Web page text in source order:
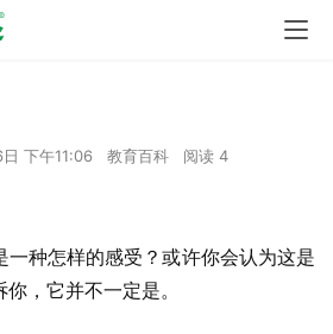
下午11:06 教育百科 阅读 4
一种怎样的感受？或许你会认为这是
，它并不一定是。